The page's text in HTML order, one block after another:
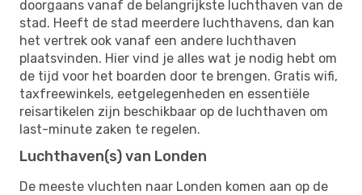
doorgaans vanaf de belangrijkste luchthaven van de
stad. Heeft de stad meerdere luchthavens, dan kan
het vertrek ook vanaf een andere luchthaven
plaatsvinden. Hier vind je alles wat je nodig hebt om
de tijd voor het boarden door te brengen. Gratis wifi,
taxfreewinkels, eetgelegenheden en essentiële
reisartikelen zijn beschikbaar op de luchthaven om
last-minute zaken te regelen.
Luchthaven(s) van Londen
De meeste vluchten naar Londen komen aan op de